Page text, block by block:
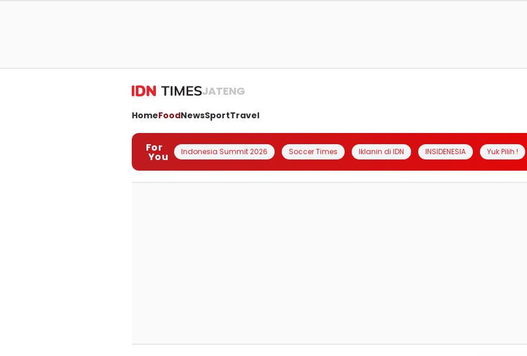
JATENG
HomeFoodNewsSportTravel
For
You Indonesia Summit 2026 Soccer Times Iklanin di IDN INSIDENESIA Yuk Pilih !